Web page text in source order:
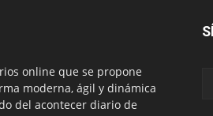
online que se propone
moderna, ágil y dinámica
del acontecer diario de